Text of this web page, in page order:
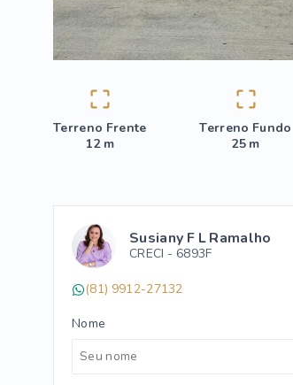
Terreno Frente
12 m
Terreno Fundo
25 m
Susiany F L Ramalho
CRECI - 6893F
(81) 9912-27132
Nome